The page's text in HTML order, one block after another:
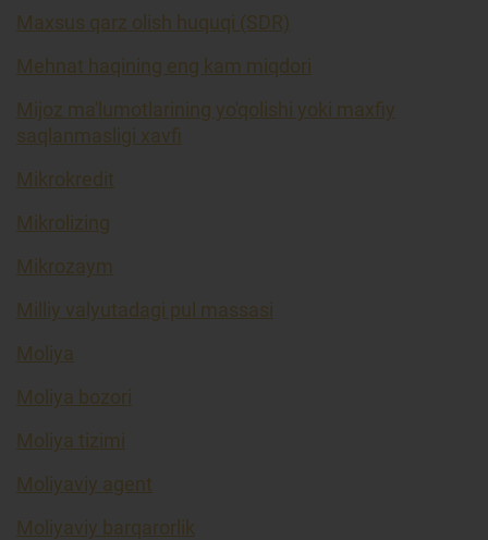
Maxsus qarz olish huquqi (SDR)
Mehnat haqining eng kam miqdori
Mijoz ma'lumotlarining yo'qolishi yoki maxfiy
saqlanmasligi xavfi
Mikrokredit
Mikrolizing
Mikrozaym
Milliy valyutadagi pul massasi
Moliya
Moliya bozori
Moliya tizimi
Moliyaviy agent
Moliyaviy barqarorlik